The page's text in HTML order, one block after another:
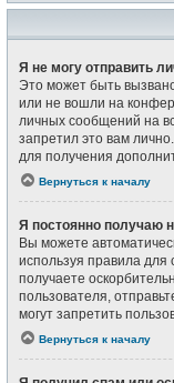
Я не могу отправить
Это может быть
или не вошли на
личных сообщений на
запретил это вам
для получения
Вернуться к началу
Я постоянно получаю
Вы можете
используя правила
получаете
пользователя,
могут запретить
Вернуться к началу